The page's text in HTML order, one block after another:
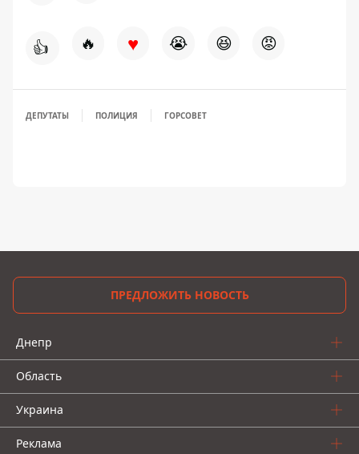
👍 🔥 ♥ 😭 😆 😡
ДЕПУТАТЫ ПОЛИЦИЯ ГОРСОВЕТ
ПРЕДЛОЖИТЬ НОВОСТЬ
Днепр
Область
Украина
Реклама